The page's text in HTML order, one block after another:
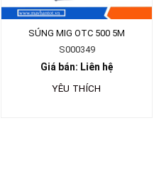
SÚNG MIG OTC 500 5M
S000349
Giá bán: Liên hệ
YÊU THÍCH